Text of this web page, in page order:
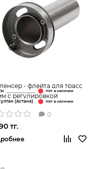
- флейта для трасс
с регулировкой
(Астана)
0
тг.